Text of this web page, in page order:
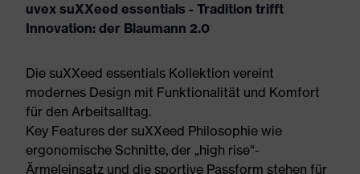
uvex suXXeed essentials - Tradition trifft
Innovation: der Blaumann 2.0
Die suXXeed essentials Kollektion vereint
modernes Design mit Funktionalität und Komfort
für den Arbeitsalltag.
Key Features der suXXeed Philosophie wie
ergonomische Schnitte, der „high rise“-
Ärmeleinsatz und die sportive Passform stehen für